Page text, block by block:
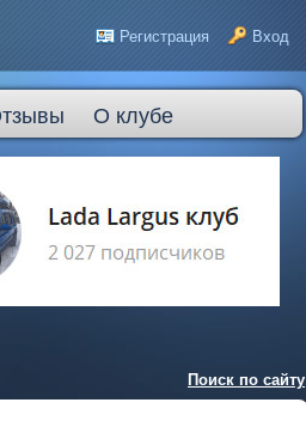
Регистрация Вход
О клубе
Поиск по сайту